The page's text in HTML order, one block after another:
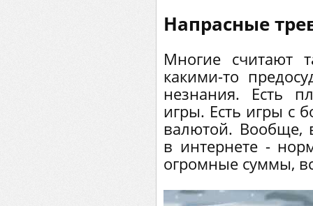
Напрасные
Многие считают
какими-то
незнания. Есть
игры. Есть игры с
валютой. Вообще,
в интернете -
огромные суммы,